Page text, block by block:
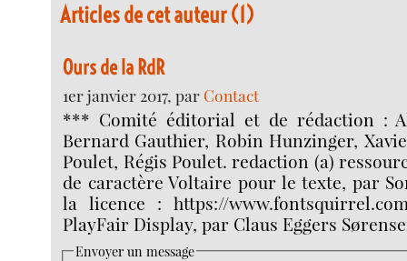
Articles de cet auteur (1)
Ours de la RdR
1er janvier 2017, par Contact
*** Comité éditorial et de rédaction :
Bernard Gauthier, Robin Hunzinger,
Poulet, Régis Poulet. redaction (a)
de caractère Voltaire pour le texte, par
la licence : https://
PlayFair Display, par Claus Eggers
Envoyer un message